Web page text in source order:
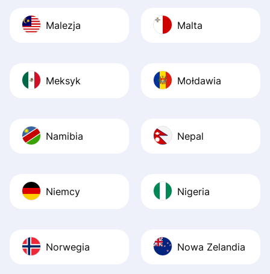
Malezja Malta
Meksyk Mołdawia
Namibia Nepal
Niemcy Nigeria
Norwegia Nowa Zelandia